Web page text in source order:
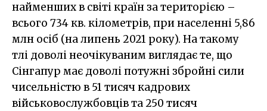
найменших в світі країн за територією –
всього 734 кв. кілометрів, при населенні 5,86
млн осіб (на липень 2021 року). На такому
тлі доволі неочікуваним виглядає те, що
Сінгапур має доволі потужні збройні сили
чисельністю в 51 тисяч кадрових
військовослужбовців та 250 тисяч